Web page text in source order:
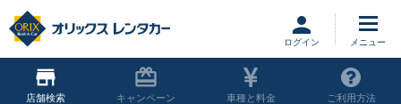
ログイン
店舗 キャンペーン 車種と料金 ご利用方法